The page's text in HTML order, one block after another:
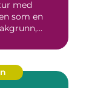
med
som en